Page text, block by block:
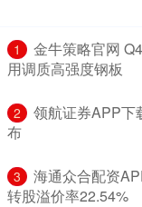
1
金牛策略官网
用调质高强度钢板
2
领航证券APP下
布
3
海通众合配资
转股溢价率22.54%